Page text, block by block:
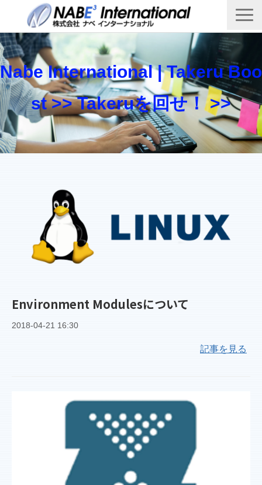
製品・サービス一覧
Takeru Boost 技術情報ブログ
会社概要
お問い合わせ
Nabe International | Takeru Boo
st >> Takeruを回せ！ >>
Environment Modulesについて
2018-04-21 16:30
記事を見る